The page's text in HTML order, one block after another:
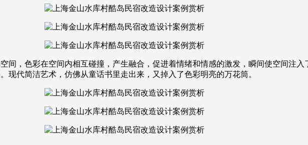
间，色彩在空间内相互碰撞，产生融合，促进着情绪和情感的激发，瞬间使空间注入
代简洁艺术，仿佛从童话书里走出来，又掉入了色彩明亮的万花筒。